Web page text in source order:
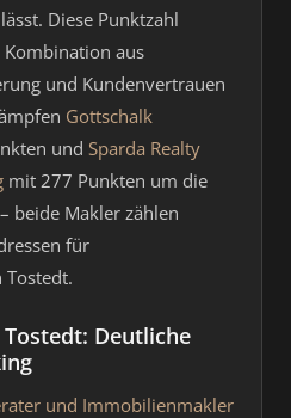
Diese Punktzahl
Kombination aus
und Kundenvertrauen
Gottschalk
und Sparda Realty
mit 277 Punkten um die
beide Makler zählen
für
Deutliche
und Immobilienmakler